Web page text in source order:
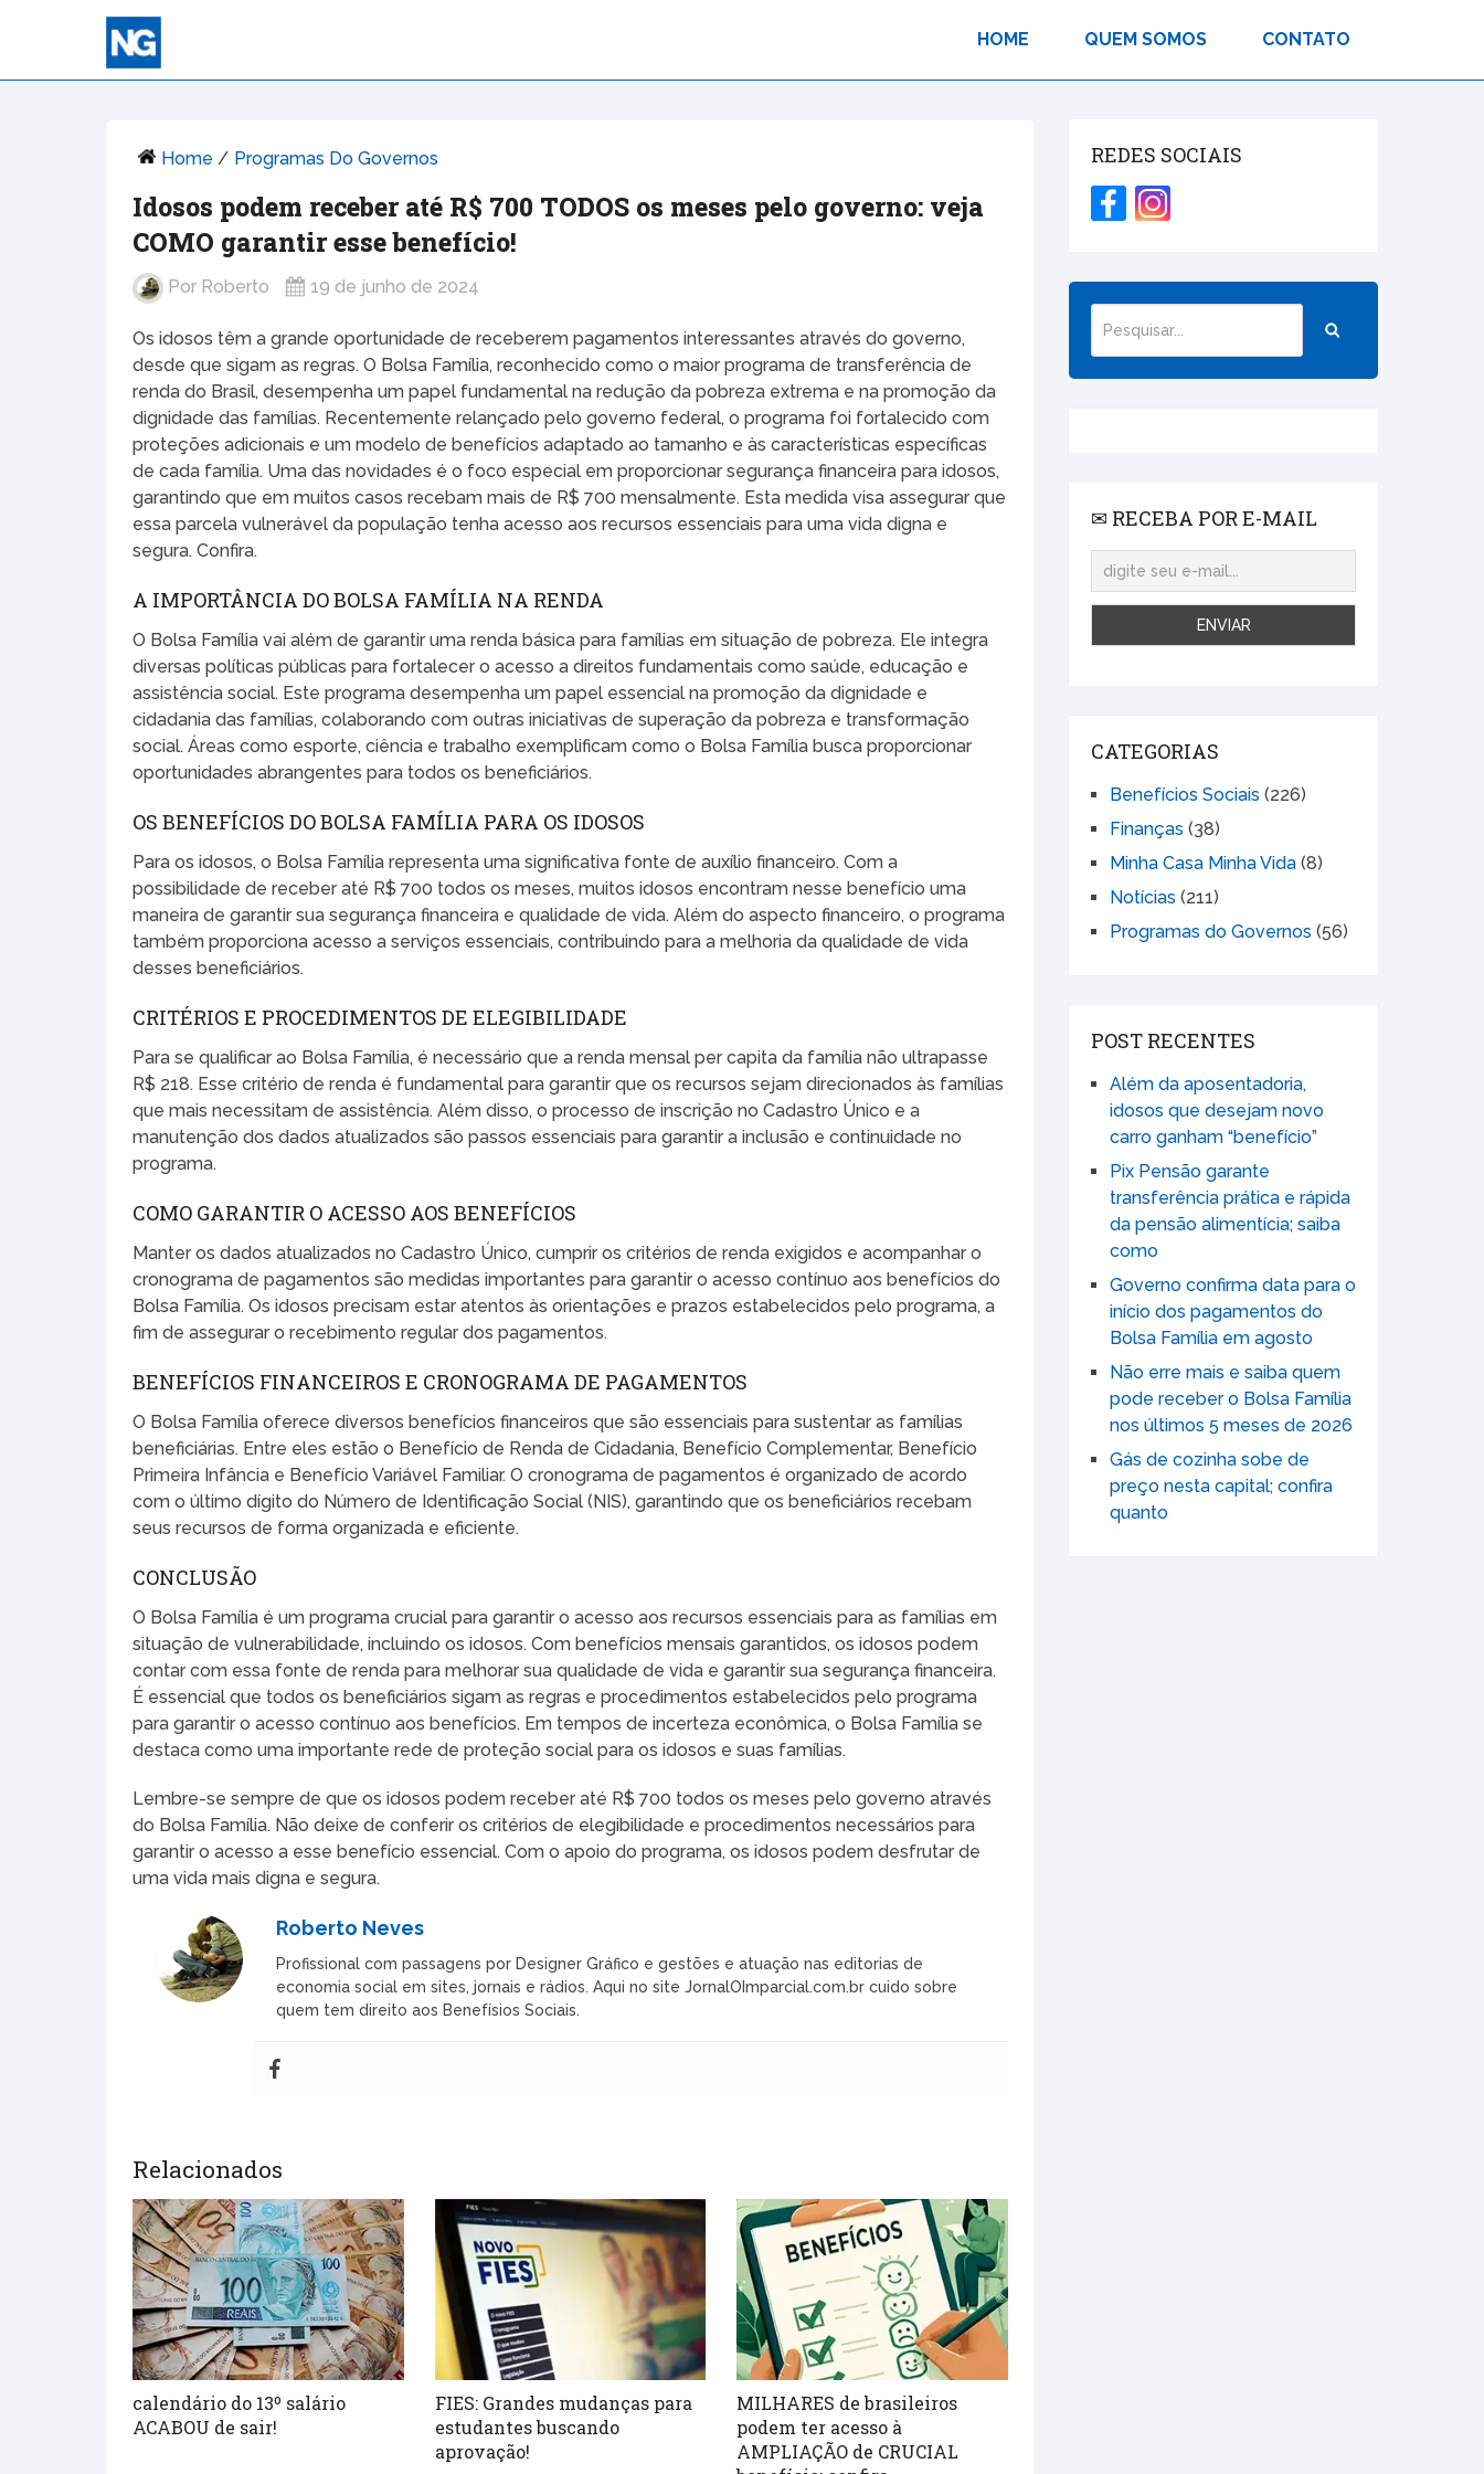
HOME QUEM SOMOS CONTATO
Home / Programas Do Governos
Idosos podem receber até R$ 700 TODOS os meses pelo governo: veja
COMO garantir esse benefício!
Por Roberto 19 de junho de 2024
Os idosos têm a grande oportunidade de receberem pagamentos interessantes através do governo,
desde que sigam as regras. O Bolsa Família, reconhecido como o maior programa de transferência de
renda do Brasil, desempenha um papel fundamental na redução da pobreza extrema e na promoção da
dignidade das famílias. Recentemente relançado pelo governo federal, o programa foi fortalecido com
proteções adicionais e um modelo de benefícios adaptado ao tamanho e às características específicas
de cada família. Uma das novidades é o foco especial em proporcionar segurança financeira para idosos,
garantindo que em muitos casos recebam mais de R$ 700 mensalmente. Esta medida visa assegurar que
essa parcela vulnerável da população tenha acesso aos recursos essenciais para uma vida digna e
segura. Confira.
A IMPORTÂNCIA DO BOLSA FAMÍLIA NA RENDA
O Bolsa Família vai além de garantir uma renda básica para famílias em situação de pobreza. Ele integra
diversas políticas públicas para fortalecer o acesso a direitos fundamentais como saúde, educação e
assistência social. Este programa desempenha um papel essencial na promoção da dignidade e
cidadania das famílias, colaborando com outras iniciativas de superação da pobreza e transformação
social. Áreas como esporte, ciência e trabalho exemplificam como o Bolsa Família busca proporcionar
oportunidades abrangentes para todos os beneficiários.
OS BENEFÍCIOS DO BOLSA FAMÍLIA PARA OS IDOSOS
Para os idosos, o Bolsa Família representa uma significativa fonte de auxílio financeiro. Com a
possibilidade de receber até R$ 700 todos os meses, muitos idosos encontram nesse benefício uma
maneira de garantir sua segurança financeira e qualidade de vida. Além do aspecto financeiro, o programa
também proporciona acesso a serviços essenciais, contribuindo para a melhoria da qualidade de vida
desses beneficiários.
CRITÉRIOS E PROCEDIMENTOS DE ELEGIBILIDADE
Para se qualificar ao Bolsa Família, é necessário que a renda mensal per capita da família não ultrapasse
R$ 218. Esse critério de renda é fundamental para garantir que os recursos sejam direcionados às famílias
que mais necessitam de assistência. Além disso, o processo de inscrição no Cadastro Único e a
manutenção dos dados atualizados são passos essenciais para garantir a inclusão e continuidade no
programa.
COMO GARANTIR O ACESSO AOS BENEFÍCIOS
Manter os dados atualizados no Cadastro Único, cumprir os critérios de renda exigidos e acompanhar o
cronograma de pagamentos são medidas importantes para garantir o acesso contínuo aos benefícios do
Bolsa Família. Os idosos precisam estar atentos às orientações e prazos estabelecidos pelo programa, a
fim de assegurar o recebimento regular dos pagamentos.
BENEFÍCIOS FINANCEIROS E CRONOGRAMA DE PAGAMENTOS
O Bolsa Família oferece diversos benefícios financeiros que são essenciais para sustentar as famílias
beneficiárias. Entre eles estão o Benefício de Renda de Cidadania, Benefício Complementar, Benefício
Primeira Infância e Benefício Variável Familiar. O cronograma de pagamentos é organizado de acordo
com o último dígito do Número de Identificação Social (NIS), garantindo que os beneficiários recebam
seus recursos de forma organizada e eficiente.
CONCLUSÃO
O Bolsa Família é um programa crucial para garantir o acesso aos recursos essenciais para as famílias em
situação de vulnerabilidade, incluindo os idosos. Com benefícios mensais garantidos, os idosos podem
contar com essa fonte de renda para melhorar sua qualidade de vida e garantir sua segurança financeira.
É essencial que todos os beneficiários sigam as regras e procedimentos estabelecidos pelo programa
para garantir o acesso contínuo aos benefícios. Em tempos de incerteza econômica, o Bolsa Família se
destaca como uma importante rede de proteção social para os idosos e suas famílias.
Lembre-se sempre de que os idosos podem receber até R$ 700 todos os meses pelo governo através
do Bolsa Família. Não deixe de conferir os critérios de elegibilidade e procedimentos necessários para
garantir o acesso a esse benefício essencial. Com o apoio do programa, os idosos podem desfrutar de
uma vida mais digna e segura.
Roberto Neves
Profissional com passagens por Designer Gráfico e gestões e atuação nas editorias de
economia social em sites, jornais e rádios. Aqui no site JornalOImparcial.com.br cuido sobre
quem tem direito aos Benefísios Sociais.
Relacionados
calendário do 13º salário
ACABOU de sair!
FIES: Grandes mudanças para
estudantes buscando
aprovação!
MILHARES de brasileiros
podem ter acesso à
AMPLIAÇÃO de CRUCIAL
REDES SOCIAIS
✉ RECEBA POR E-MAIL
CATEGORIAS
Benefícios Sociais (226)
Finanças (38)
Minha Casa Minha Vida (8)
Notícias (211)
Programas do Governos (56)
POST RECENTES
Além da aposentadoria,
idosos que desejam novo
carro ganham “benefício”
Pix Pensão garante
transferência prática e rápida
da pensão alimentícia; saiba
como
Governo confirma data para o
início dos pagamentos do
Bolsa Família em agosto
Não erre mais e saiba quem
pode receber o Bolsa Família
nos últimos 5 meses de 2026
Gás de cozinha sobe de
preço nesta capital; confira
quanto